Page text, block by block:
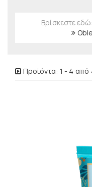
Βρίσκεστε εδώ:
Προϊόντα: 1 - 4 από